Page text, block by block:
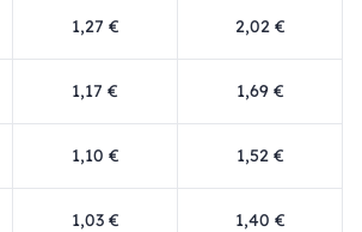
1,27 € 2,02 €
1,17 € 1,69 €
1,10 € 1,52 €
1,03 € 1,40 €